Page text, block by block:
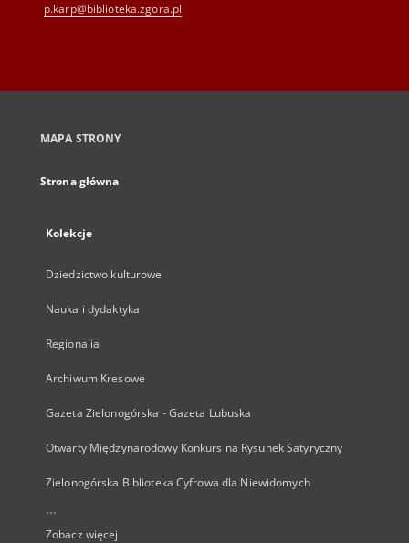
p.karp@biblioteka.zgora.pl
MAPA STRONY
Strona główna
Kolekcje
Dziedzictwo kulturowe
Nauka i dydaktyka
Regionalia
Archiwum Kresowe
Gazeta Zielonogórska - Gazeta Lubuska
Otwarty Międzynarodowy Konkurs na Rysunek Satyryczny
Zielonogórska Biblioteka Cyfrowa dla Niewidomych
...
Zobacz więcej